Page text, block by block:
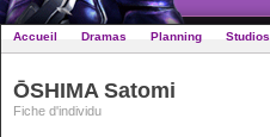
Accueil Dramas Planning Studios
ŌSHIMA Satomi
Fiche d'individu